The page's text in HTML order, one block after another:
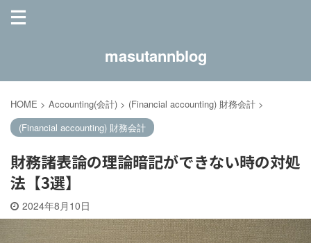
masutannblog
HOME > Accounting(会計) > (Financial accounting) 財務会計 >
(Financial accounting) 財務会計
財務諸表論の理論暗記ができない時の対処
法【3選】
2024年8月10日